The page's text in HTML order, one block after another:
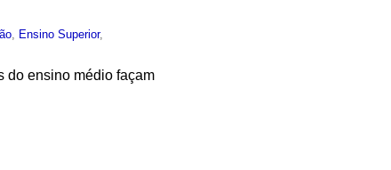
Ensino Superior,
do ensino médio façam